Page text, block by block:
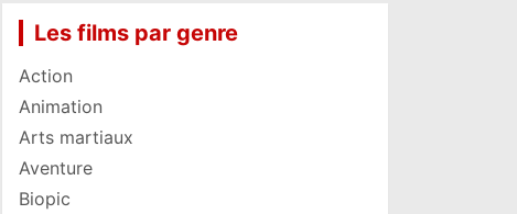
Les films par genre
Action
Animation
Arts martiaux
Aventure
Biopic